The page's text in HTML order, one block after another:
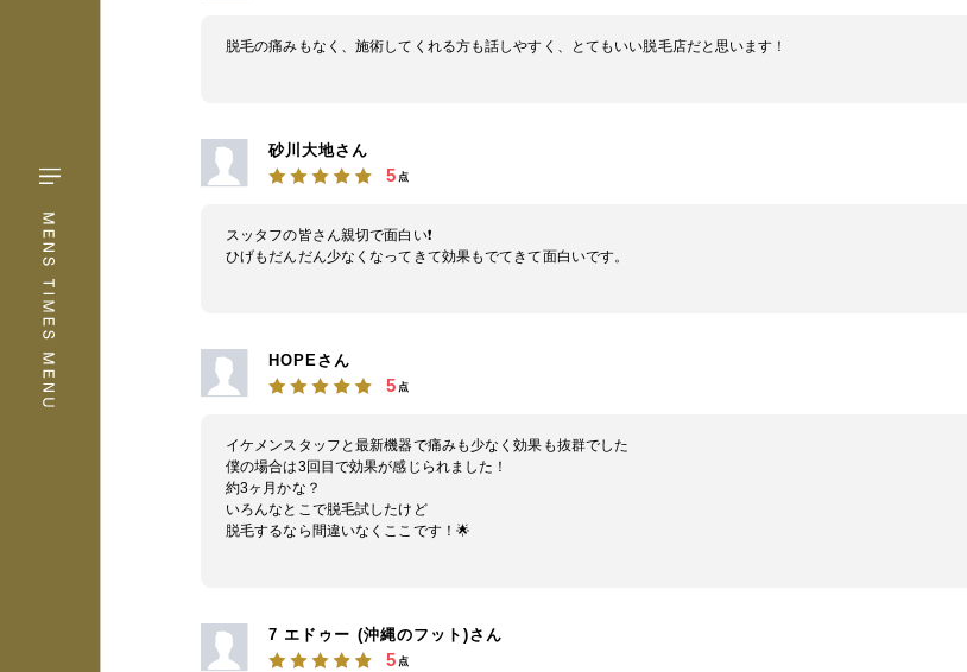
脱毛の痛みもなく、施術してくれる方も話しやすく、とてもいい脱毛店だと思います！
砂川大地さん
5 点
スッタフの皆さん親切で面白い❗
ひげもだんだん少なくなってきて効果もでてきて面白いです。
HOPEさん
5 点
イケメンスタッフと最新機器で痛みも少なく効果も抜群でした
僕の場合は3回目で効果が感じられました！
約3ヶ月かな？
いろんなとこで脱毛試したけど
脱毛するなら間違いなくここです！🌟
7 エドゥー (‪沖縄のフット‬)さん
5 点